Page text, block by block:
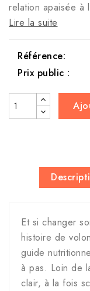
relation apaisée à
Lire la suite
Référence:
Prix public :
Et si changer
histoire de
guide
à pas. Loin de
clair, à la fois